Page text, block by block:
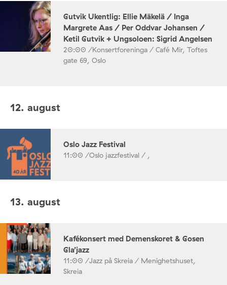
Gutvik Ukentlig: Ellie Mäkelä / Inga
Margrete Aas / Per Oddvar Johansen /
Ketil Gutvik + Ungsoloen: Sigrid Angelsen
20:00 /Konsertforeninga / Café Mir, Toftes
gate 69, Oslo
12. august
Oslo Jazz Festival
11:00 /Oslo jazzfestival / ,
13. august
Kafékonsert med Demenskoret & Gosen
Gla’jazz
11:00 /Jazz på Skreia / Menighetshuset,
Skreia